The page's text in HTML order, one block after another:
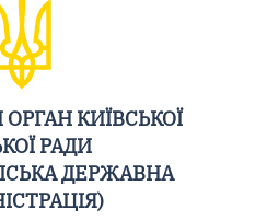
КИЇВСЬКОЇ
РАДИ
ДЕРЖАВНА